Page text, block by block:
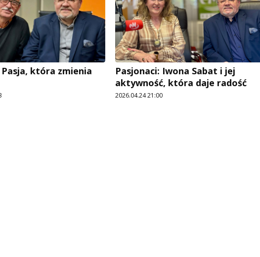
Pasja, która zmienia
Pasjonaci: Iwona Sabat i jej
aktywność, która daje radość
2026.04.24 21:00